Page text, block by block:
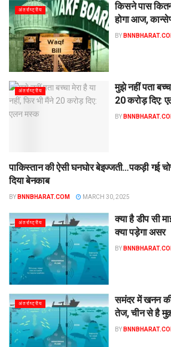
अंतर्राष्ट्रीय
किसने पास
होगा आज,
BY
अंतर्राष्ट्रीय
मुझे नहीं पता
20 करोड़ दिए:
BY
अंतर्राष्ट्रीय
पाकिस्तान की ऐसी घनघोर बेइज्जती…पकड़ी गई
दिया बेनकाब
BY BNNBHARAT.COM MARCH 30, 2025
अंतर्राष्ट्रीय
क्या है डीप सी
क्या पड़ेगा असर
BY
अंतर्राष्ट्रीय
समंदर में खनन
तेज, चीन से है
BY